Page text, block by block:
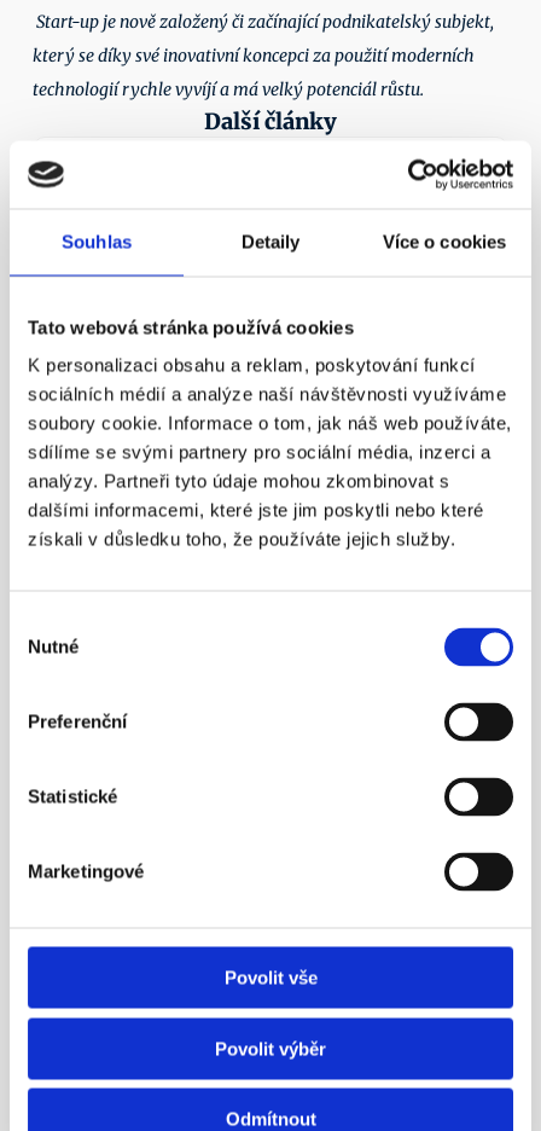
Souhlas Detaily Více o cookies
Tato webová stránka používá cookies
K personalizaci obsahu a reklam, poskytování funkcí
sociálních médií a analýze naší návštěvnosti využíváme
soubory cookie. Informace o tom, jak náš web používáte,
sdílíme se svými partnery pro sociální média, inzerci a
analýzy. Partneři tyto údaje mohou zkombinovat s
dalšími informacemi, které jste jim poskytli nebo které
získali v důsledku toho, že používáte jejich služby.
souhlasu
Nutné
Preferenční
Statistické
Marketingové
Povolit vše
Povolit výběr
Odmítnout
Start-up je nově založený či začínající podnikatelský subjekt,
který se díky své inovativní koncepci za použití moderních
technologií rychle vyvíjí a má velký potenciál růstu.
Další články
11. 4. 2016
¶
Státní důchod? Důchodový věk
nestačí!
Nezapomínejme ani na novinku – možnost mít
zároveň dvě penzijní smlouvy.
Více info
23. 4. 2016
Aleš Poklop živě v ČT z tiskové